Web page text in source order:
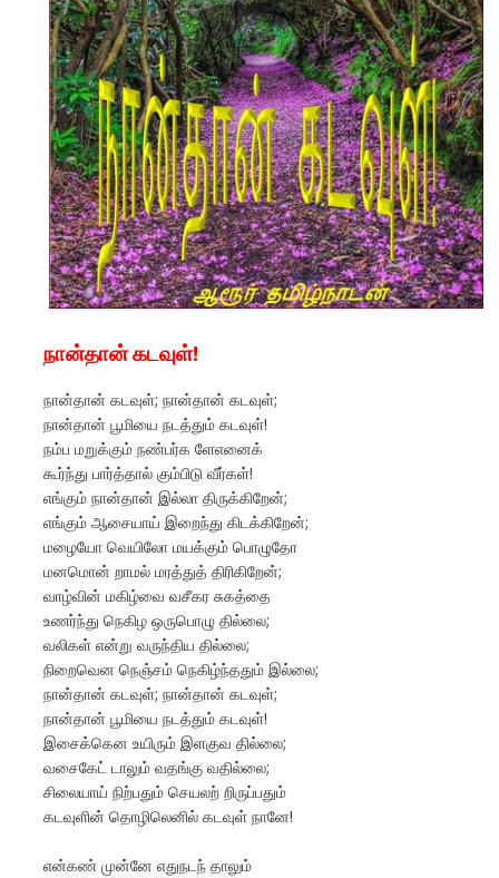
நான்தான் கடவுள்!
நான்தான் கடவுள்; நான்தான் கடவுள்;
நான்தான் பூமியை நடத்தும் கடவுள்!
நம்ப மறுக்கும் நண்பர்க ளேஎனைக்
கூர்ந்து பார்த்தால் கும்பிடு வீர்கள்!
எங்கும் நான்தான் இல்லா திருக்கிறேன்;
எங்கும் ஆசையாய் இறைந்து கிடக்கிறேன்;
மழையோ வெயிலோ மயக்கும் பொழுதோ
மனமொன் றாமல் மரத்துத் திரிகிறேன்;
வாழ்வின் மகிழ்வை வசீகர சுகத்தை
உணர்ந்து நெகிழ ஒருபொழு தில்லை;
வலிகள் என்று வருந்திய தில்லை;
நிறைவென நெஞ்சம் நெகிழ்ந்ததும் இல்லை;
நான்தான் கடவுள்; நான்தான் கடவுள்;
நான்தான் பூமியை நடத்தும் கடவுள்!
இசைக்கென உயிரும் இளகுவ தில்லை;
வசைகேட் டாலும் வதங்கு வதில்லை;
சிலையாய் நிற்பதும் செயலற் றிருப்பதும்
கடவுளின் தொழிலெனில் கடவுள் நானே!
என்கண் முன்னே எதுநடந் தாலும்